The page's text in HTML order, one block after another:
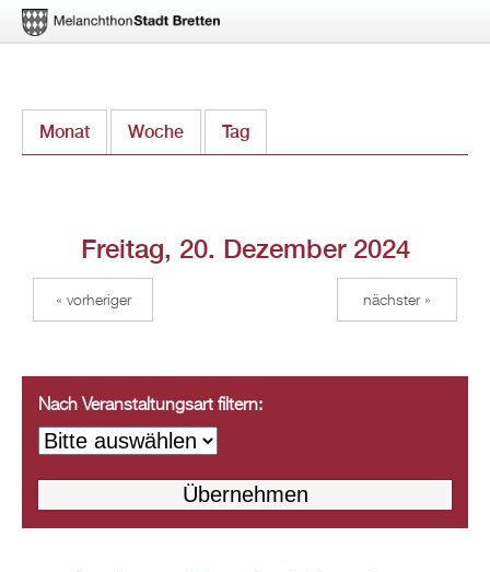
zum
Monat Woche Tag
Freitag, 20. Dezember 2024
« vorheriger nächster »
Nach Veranstaltungsart filtern: